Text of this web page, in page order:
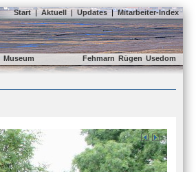
Start | Aktuell | Updates | Mitarbeiter-Index
Museum Fehmarn Rügen Usedom